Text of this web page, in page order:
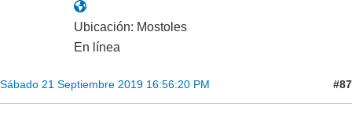
Ubicación: Mostoles
En línea
Sábado 21 Septiembre 2019 16:56:20 PM #87